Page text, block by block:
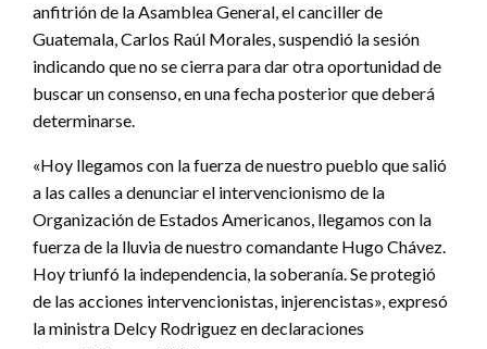
anfitrión de la Asamblea General, el canciller de
Guatemala, Carlos Raúl Morales, suspendió la sesión
indicando que no se cierra para dar otra oportunidad de
buscar un consenso, en una fecha posterior que deberá
determinarse.
«Hoy llegamos con la fuerza de nuestro pueblo que salió
a las calles a denunciar el intervencionismo de la
Organización de Estados Americanos, llegamos con la
fuerza de la lluvia de nuestro comandante Hugo Chávez.
Hoy triunfó la independencia, la soberanía. Se protegió
de las acciones intervencionistas, injerencistas», expresó
la ministra Delcy Rodriguez en declaraciones